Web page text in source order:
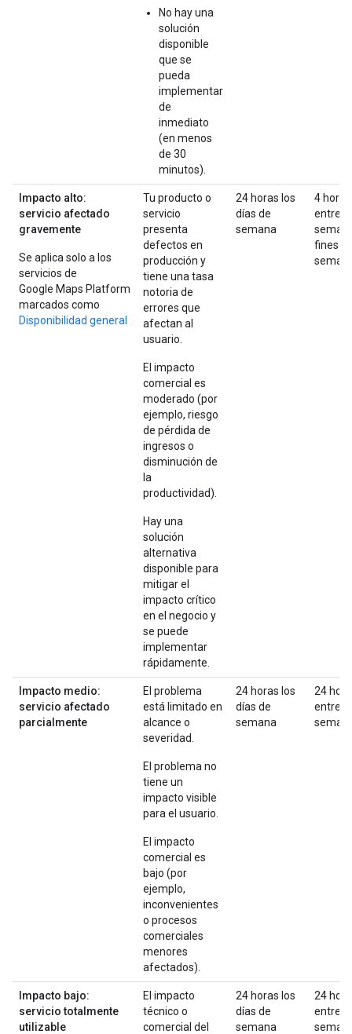
No hay una
solución
disponible
que se
pueda
implementar
de
inmediato
(en menos
de 30
minutos).
Impacto alto:
servicio afectado
gravemente
Se aplica solo a los
servicios de
Google Maps Platform
marcados como
Disponibilidad general
Tu producto o
servicio
presenta
defectos en
producción y
tiene una tasa
notoria de
errores que
afectan al
usuario.
El impacto
comercial es
moderado (por
ejemplo, riesgo
de pérdida de
ingresos o
disminución de
la
productividad).
Hay una
solución
alternativa
disponible para
mitigar el
impacto crítico
en el negocio y
se puede
implementar
rápidamente.
24 horas los
días de
semana
4 horas
entre
fines
Impacto medio:
servicio afectado
parcialmente
El problema
está limitado en
alcance o
severidad.
El problema no
tiene un
impacto visible
para el usuario.
El impacto
comercial es
bajo (por
ejemplo,
inconvenientes
o procesos
comerciales
menores
afectados).
24 horas los
días de
semana
24
entre
Impacto bajo:
servicio totalmente
utilizable
El impacto
técnico o
comercial del
24 horas los
días de
semana
24
entre